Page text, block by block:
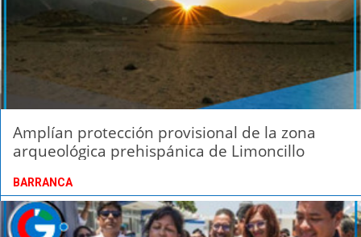
Amplían protección provisional de la zona
arqueológica prehispánica de Limoncillo
BARRANCA